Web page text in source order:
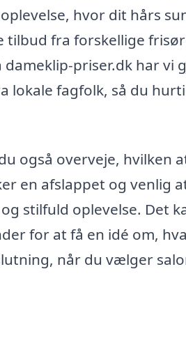
hvor dit hårs
fra forskellige
priser.dk har vi
lokale fagfolk, så du
også overveje, hvilken
en afslappet og venlig
stilfuld oplevelse. Det
for at få en idé om,
når du vælger